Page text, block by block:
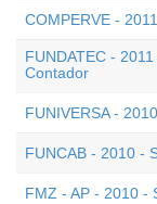
COMPERVE -
FUNDATEC -
Contador
FUNIVERSA -
FUNCAB - 2010 -
FMZ - AP - 2010 -